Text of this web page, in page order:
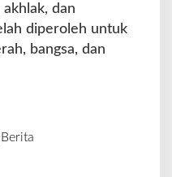
akhlak, dan
diperoleh untuk
bangsa, dan
Berita